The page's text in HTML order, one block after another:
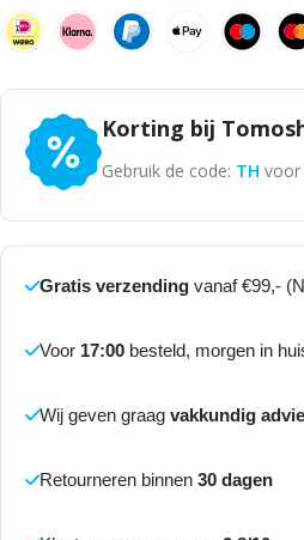
Korting bij
Gebruik de code: TH voor
Gratis verzending vanaf €99,-
Voor 17:00 besteld, morgen in
Wij geven graag vakkundig
Retourneren binnen 30 dagen